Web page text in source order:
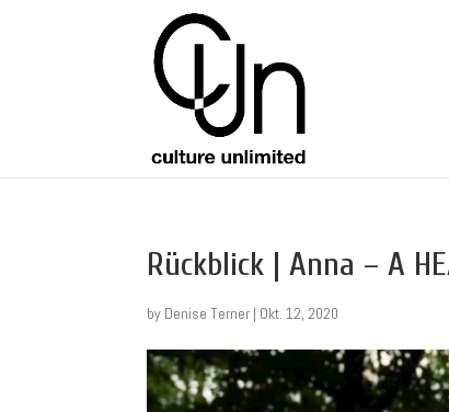
Rückblick | Anna – A
by Denise Terner | Okt. 12, 2020